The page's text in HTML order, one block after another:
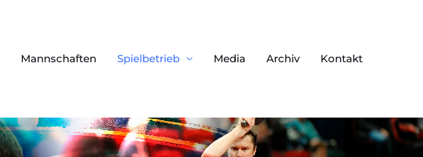
Mannschaften Spielbetrieb Media Archiv Kontakt